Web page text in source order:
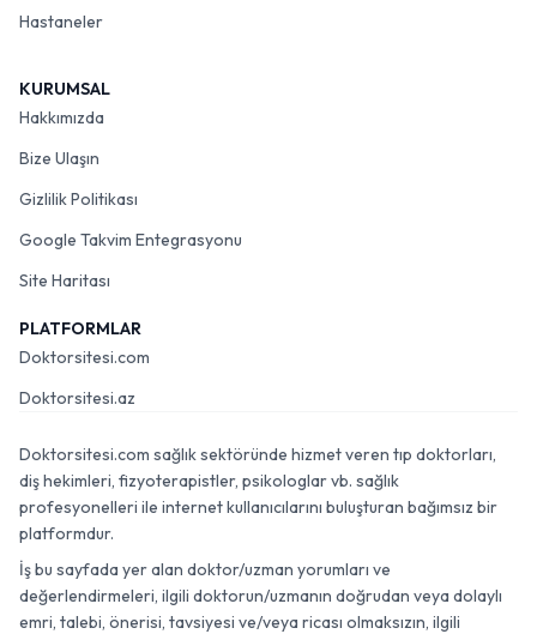
Hastaneler
KURUMSAL
Hakkımızda
Bize Ulaşın
Gizlilik Politikası
Google Takvim Entegrasyonu
Site Haritası
PLATFORMLAR
Doktorsitesi.com
Doktorsitesi.az
Doktorsitesi.com sağlık sektöründe hizmet veren tıp doktorları,
diş hekimleri, fizyoterapistler, psikologlar vb. sağlık
profesyonelleri ile internet kullanıcılarını buluşturan bağımsız bir
platformdur.
İş bu sayfada yer alan doktor/uzman yorumları ve
değerlendirmeleri, ilgili doktorun/uzmanın doğrudan veya dolaylı
emri, talebi, önerisi, tavsiyesi ve/veya ricası olmaksızın, ilgili